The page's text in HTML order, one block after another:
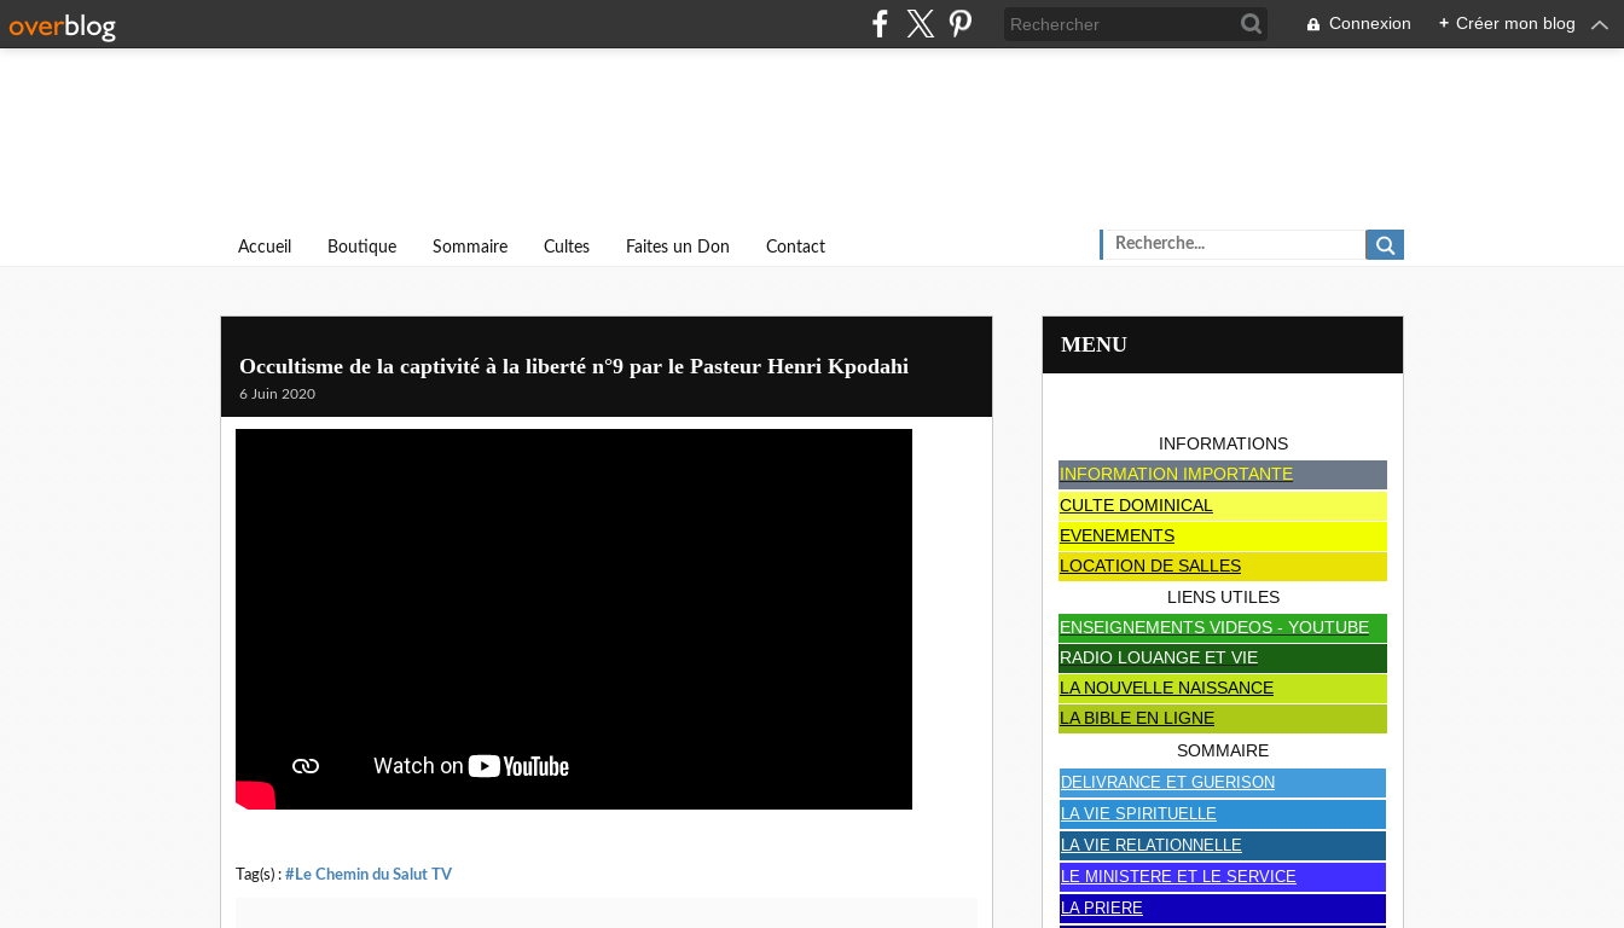
Connexion + Créer mon blog
Accueil Boutique Sommaire Cultes Faites un Don Contact
Occultisme de la captivité à la liberté n°9 par le Pasteur Henri Kpodahi
6 Juin 2020
Tag(s) : #Le Chemin du Salut TV
MENU
INFORMATIONS
INFORMATION IMPORTANTE
CULTE DOMINICAL
EVENEMENTS
LOCATION DE SALLES
LIENS UTILES
ENSEIGNEMENTS VIDEOS - YOUTUBE
RADIO LOUANGE ET VIE
LA NOUVELLE NAISSANCE
LA BIBLE EN LIGNE
SOMMAIRE
DELIVRANCE ET GUERISON
LA VIE SPIRITUELLE
LA VIE RELATIONNELLE
LE MINISTERE ET LE SERVICE
LA PRIERE